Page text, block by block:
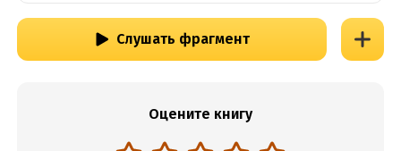
Слушать фрагмент
Оцените книгу